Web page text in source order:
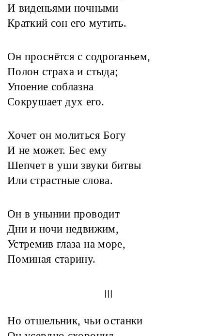
И виденьями ночными
Краткий сон его мутить.
Он проснётся с содроганьем,
Полон страха и стыда;
Упоение соблазна
Сокрушает дух его.
Хочет он молиться Богу
И не может. Бес ему
Шепчет в уши звуки битвы
Или страстные слова.
Он в унынии проводит
Дни и ночи недвижим,
Устремив глаза на море,
Поминая старину.
III
Но отшельник, чьи останки